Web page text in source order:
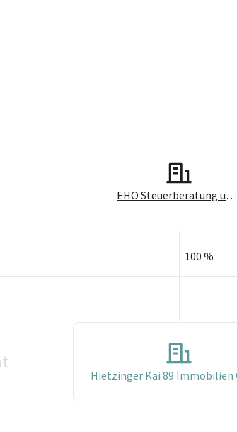
EHO Steuerberatung und Wirtschaftsprüfung GmbH
100 %
Hietzinger Kai 89 Immobilien